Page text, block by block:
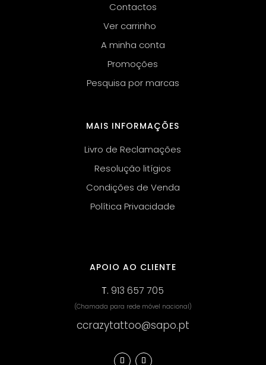
Contactos
Ver carrinho
A minha conta
Promoções
Pesquisa por marcas
MAIS INFORMAÇÕES
Livro de Reclamações
Resolução litígios
Condições de Venda
Política Privacidade
APOIO AO CLIENTE
T.913 657 705
(Chamada para rede móvel nacional)
ccrazytattoo@sapo.pt